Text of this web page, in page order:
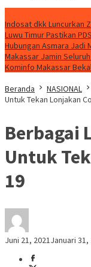
Indosat dkk Luncurkan
Luwu Timur Pastikan
Hubungan Asmara Jadi
Makassar Jamin
Kominfo Makassar
Beranda
NASIONAL
Untuk Tekan Lonjakan
Berbagai
Untuk
19
Juni 21, 2021Januari 31,